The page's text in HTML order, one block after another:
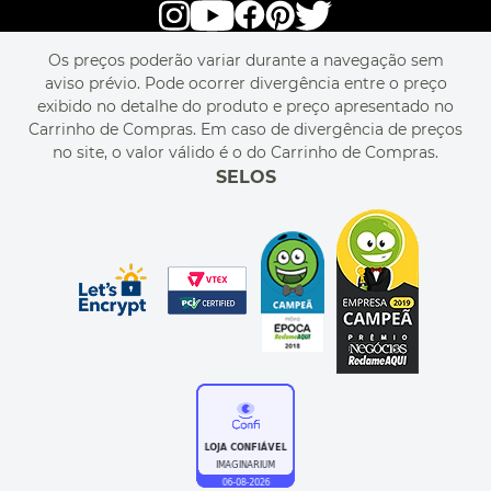
PERGUNTAS FREQUENTES
MEU CADASTRO
MEU PEDIDO
CUPONS DE DESCONTO
MAPA DO SITE
LIVELO
Os preços poderão variar durante a navegação sem
aviso prévio. Pode ocorrer divergência entre o preço
exibido no detalhe do produto e preço apresentado no
Carrinho de Compras. Em caso de divergência de preços
no site, o valor válido é o do Carrinho de Compras.
SELOS